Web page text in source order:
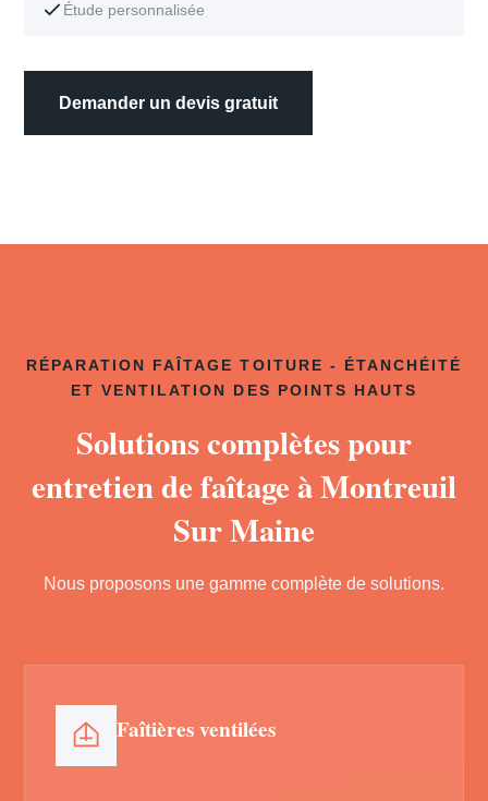
Étude personnalisée
Demander un devis gratuit
RÉPARATION FAÎTAGE TOITURE - ÉTANCHÉITÉ
ET VENTILATION DES POINTS HAUTS
Solutions complètes pour
entretien de faîtage à Montreuil
Sur Maine
Nous proposons une gamme complète de solutions.
Faîtières ventilées